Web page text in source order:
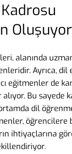
alanında
Ayrıca, dil
eğitmenler de
Bu sayede
dil
öğrencilere
ihtiyaçlarına